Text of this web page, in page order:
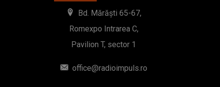
Bd. Mărăști 65-67,
Romexpo Intrarea C,
Pavilion T, sector 1
office@radioimpuls.ro